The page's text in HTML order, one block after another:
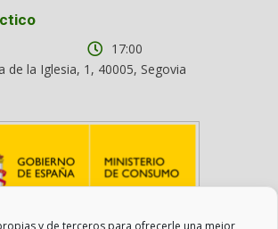
y de terceros para ofrecerle una mejor
17:00
de la Iglesia, 1, 40005, Segovia